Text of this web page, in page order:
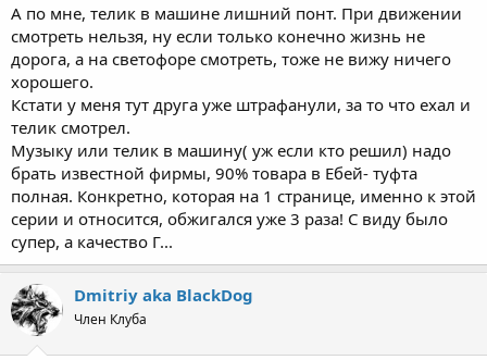
А по мне, телик в машине лишний понт. При движении
смотреть нельзя, ну если только конечно жизнь не
дорога, а на светофоре смотреть, тоже не вижу ничего
хорошего.
Кстати у меня тут друга уже штрафанули, за то что ехал и
телик смотрел.
Музыку или телик в машину( уж если кто решил) надо
брать известной фирмы, 90% товара в Ебей- туфта
полная. Конкретно, которая на 1 странице, именно к этой
серии и относится, обжигался уже 3 раза! С виду было
супер, а качество Г...
Dmitriy aka BlackDog
Член Клуба